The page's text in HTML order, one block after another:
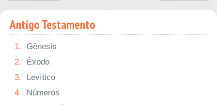
Antigo Testamento
1.
Gênesis
2.
Êxodo
3.
Levítico
4.
Números